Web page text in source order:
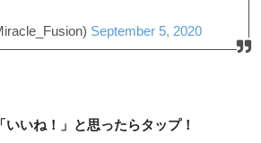
September 5, 2020
いいね！」と思ったらタップ！